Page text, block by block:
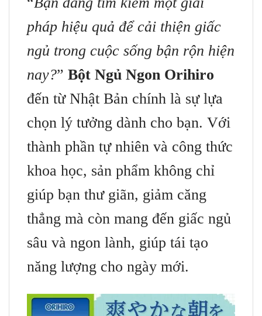
pháp hiệu quả để cải thiện giấc
ngủ trong cuộc sống bận rộn hiện
nay?” Bột Ngủ Ngon Orihiro
đến từ Nhật Bản chính là sự lựa
chọn lý tưởng dành cho bạn. Với
thành phần tự nhiên và công thức
khoa học, sản phẩm không chỉ
giúp bạn thư giãn, giảm căng
thẳng mà còn mang đến giấc ngủ
sâu và ngon lành, giúp tái tạo
năng lượng cho ngày mới.